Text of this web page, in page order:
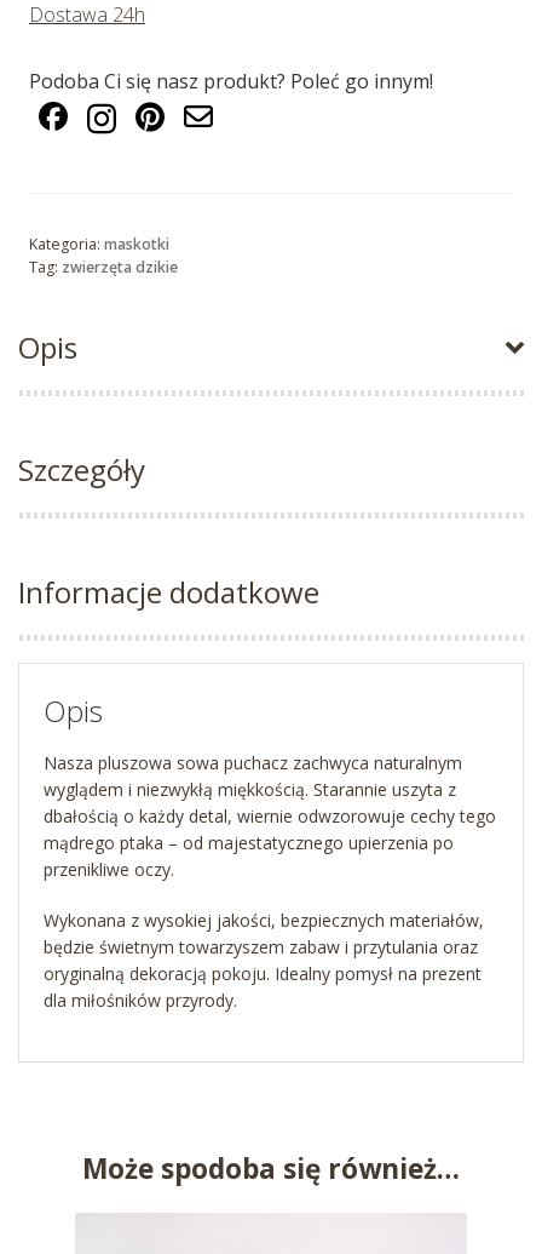
Dostawa 24h
Podoba Ci się nasz produkt? Poleć go innym!
Kategoria: maskotki
Tag: zwierzęta dzikie
Opis
Szczegóły
Informacje dodatkowe
Opis
Nasza pluszowa sowa puchacz zachwyca naturalnym
wyglądem i niezwykłą miękkością. Starannie uszyta z
dbałością o każdy detal, wiernie odwzorowuje cechy tego
mądrego ptaka – od majestatycznego upierzenia po
przenikliwe oczy.
Wykonana z wysokiej jakości, bezpiecznych materiałów,
będzie świetnym towarzyszem zabaw i przytulania oraz
oryginalną dekoracją pokoju. Idealny pomysł na prezent
dla miłośników przyrody.
Może spodoba się również…